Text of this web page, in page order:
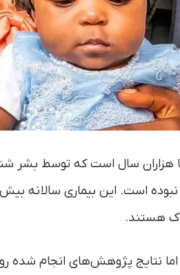
هزاران سال است که توسط
هستند.
نتایج پژوهش‌های انجام شده